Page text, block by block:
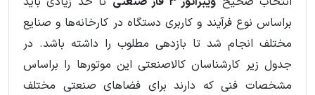
براساس نوع فرآیند و کاربری دستگاه در کارخانه‌ها و صنایع
مختلف انجام شد تا بازدهی مطلوب را داشته باشد. در
جدول زیر کارشناسان کالاصنعتی این موتورها را براساس
مشخصات فنی که دارند برای فضاهای صنعتی مختلف